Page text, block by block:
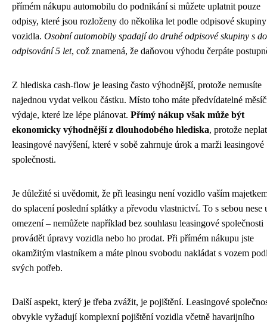
přímém nákupu automobilu do podnikání si můžete uplatnit pouze
odpisy, které jsou rozloženy do několika let podle odpisové skupiny
vozidla. Osobní automobily spadají do druhé odpisové skupiny s
odpisování 5 let, což znamená, že daňovou výhodu čerpáte
Z hlediska cash-flow je leasing často výhodnější, protože nemusíte
najednou vydat velkou částku. Místo toho máte předvídatelné
výdaje, které lze lépe plánovat. Přímý nákup však může být
ekonomicky výhodnější z dlouhodobého hlediska, protože
leasingové navýšení, které v sobě zahrnuje úrok a marži leasingové
společnosti.
Je důležité si uvědomit, že při leasingu není vozidlo vaším
do splacení poslední splátky a převodu vlastnictví. To s sebou nese
omezení – nemůžete například bez souhlasu leasingové společnosti
provádět úpravy vozidla nebo ho prodat. Při přímém nákupu jste
okamžitým vlastníkem a máte plnou svobodu nakládat s vozem
svých potřeb.
Další aspekt, který je třeba zvážit, je pojištění. Leasingové
obvykle vyžadují komplexní pojištění vozidla včetně havarijního